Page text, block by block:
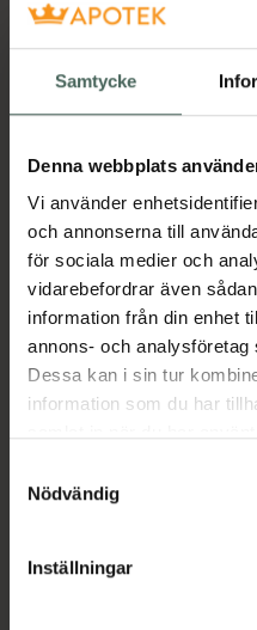
Samtycke
Denna webbplats
Vi använder
och annonserna till
för sociala medier och
vidarebefordrar även
information från din enhet
annons- och
Dessa kan i sin tur
information som du har
återkalla ditt samtycke via
cookieinställningar. Ett
lagligheten av behandling
Nödvändig
Inställningar
Köp via
Beskrivning
Läs alltid
användning.
EAN: